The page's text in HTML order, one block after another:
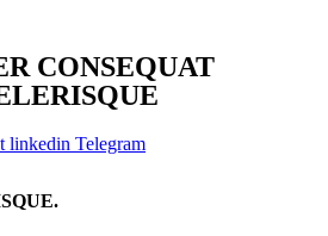
CONSEQUAT
linkedin Telegram